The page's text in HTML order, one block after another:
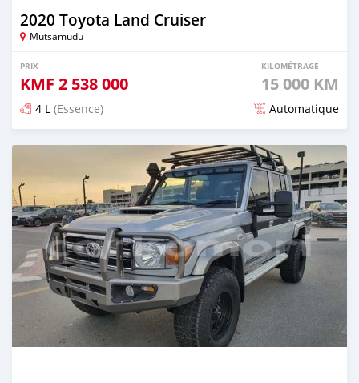
2020 Toyota Land Cruiser
Mutsamudu
PRIX
KMF 2 538 000
KILOMÉTRAGE
15 000 KM
4 L (Essence) Automatique
Publié il y a 5 mois